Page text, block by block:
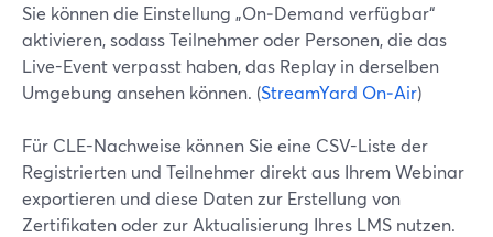
Sie können die Einstellung „On‑Demand verfügbar“
aktivieren, sodass Teilnehmer oder Personen, die das
Live-Event verpasst haben, das Replay in derselben
Umgebung ansehen können. (StreamYard On‑Air)
Für CLE-Nachweise können Sie eine CSV-Liste der
Registrierten und Teilnehmer direkt aus Ihrem Webinar
exportieren und diese Daten zur Erstellung von
Zertifikaten oder zur Aktualisierung Ihres LMS nutzen.